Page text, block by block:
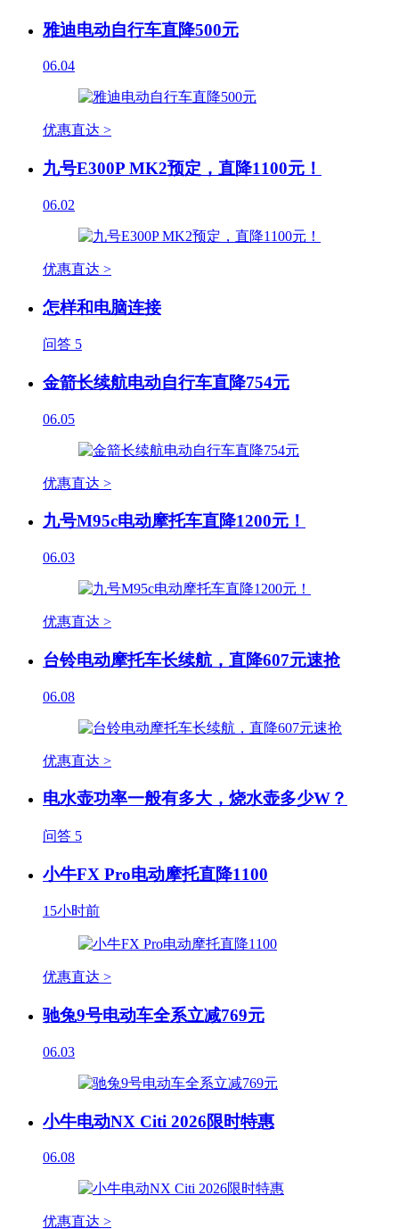
雅迪电动自行车直降500元
06.04
优惠直达 >
九号E300P MK2预定，直降1100元！
06.02
优惠直达 >
怎样和电脑连接
问答 5
金箭长续航电动自行车直降754元
06.05
优惠直达 >
九号M95c电动摩托车直降1200元！
06.03
优惠直达 >
台铃电动摩托车长续航，直降607元速抢
06.08
优惠直达 >
电水壶功率一般有多大，烧水壶多少W？
问答 5
小牛FX Pro电动摩托直降1100
15小时前
优惠直达 >
驰兔9号电动车全系立减769元
06.03
小牛电动NX Citi 2026限时特惠
06.08
优惠直达 >